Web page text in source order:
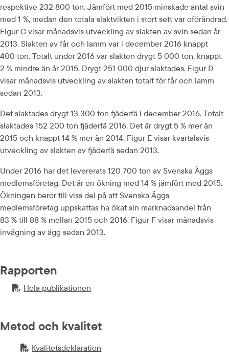
respektive 232 800 ton. Jämfört med 2015 minskade antal svin
med 1 %, medan den totala slaktvikten i stort sett var oförändrad.
Figur C visar månadsvis utveckling av slakten av svin sedan år
2013. Slakten av får och lamm var i december 2016 knappt
400 ton. Totalt under 2016 var slakten drygt 5 000 ton, knappt
2 % mindre än år 2015. Drygt 251 000 djur slaktades. Figur D
visar månadsvis utveckling av slakten totalt för får och lamm
sedan 2013.
Det slaktades drygt 13 300 ton fjäderfä i december 2016. Totalt
slaktades 152 200 ton fjäderfä 2016. Det är drygt 5 % mer än
2015 och knappt 14 % mer än 2014. Figur E visar kvartalsvis
utveckling av slakten av fjäderfä sedan 2013.
Under 2016 har det levererats 120 700 ton av Svenska Äggs
medlemsföretag. Det är en ökning med 14 % jämfört med 2015.
Ökningen beror till viss del på att Svenska Äggs
medlemsföretag uppskattas ha ökat sin marknadsandel från
83 % till 88 % mellan 2015 och 2016. Figur F visar månadsvis
invägning av ägg sedan 2013.
Rapporten
PDF-fil.
Hela publikationen
pdf, 942.1 kB.
Metod och kvalitet
PDF-fil.
Kvalitetsdeklaration
pdf, 650.7 kB.